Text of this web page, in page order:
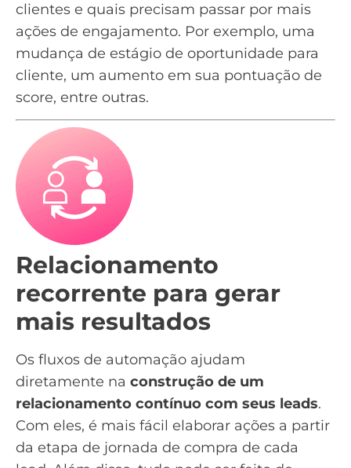
clientes e quais precisam passar por mais
ações de engajamento. Por exemplo, uma
mudança de estágio de oportunidade para
cliente, um aumento em sua pontuação de
score, entre outras.
Relacionamento
recorrente para gerar
mais resultados
Os fluxos de automação ajudam
diretamente na construção de um
relacionamento contínuo com seus leads.
Com eles, é mais fácil elaborar ações a partir
da etapa de jornada de compra de cada